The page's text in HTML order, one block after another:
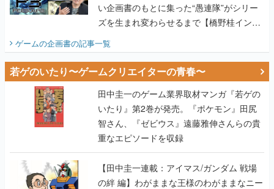
い企画書のもとに集った“愚連隊”がシリー
ズを生まれ変わらせるまで【橋野桂インタ
ゲームの企画書の記事一覧
若ゲのいたり〜ゲームクリエイターの青春〜
田中圭一のゲーム業界取材マンガ『若ゲの
いたり』第2巻が発売。『ポケモン』田尻
智さん、『ゼビウス』遠藤雅伸さんらの貴
重なエピソードを収録
【田中圭一連載：アイマス/ガンダム 戦場
の絆 編】わがままな王様のわがままなニー